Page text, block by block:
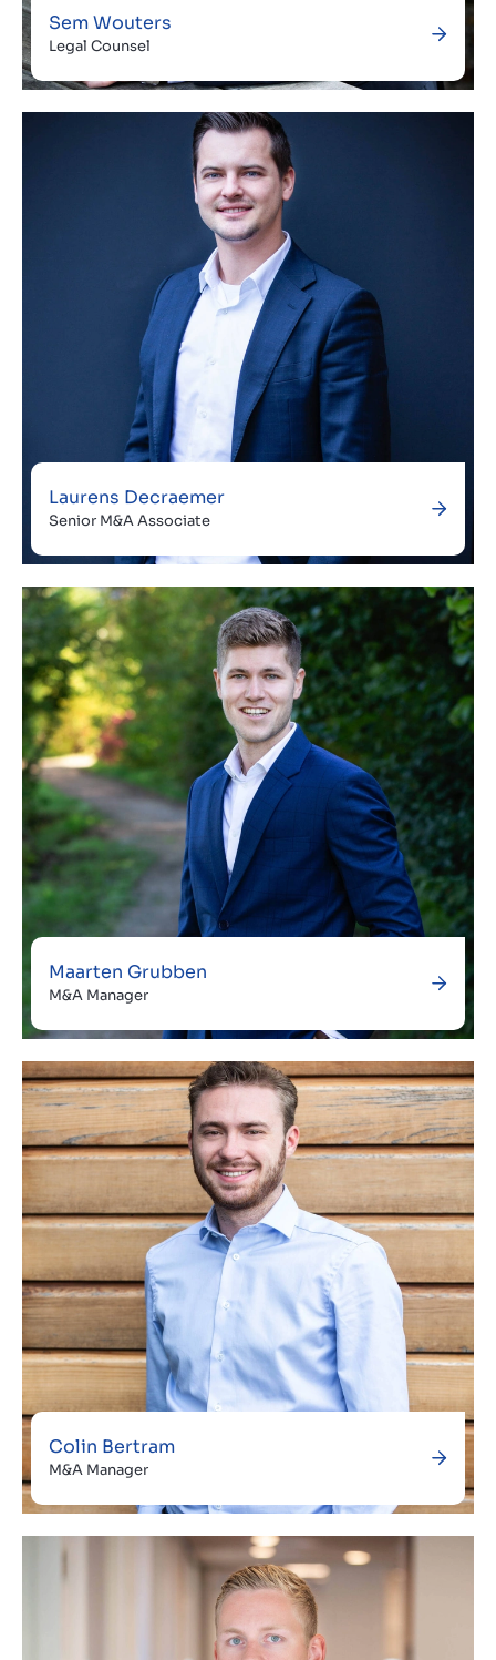
Sem Wouters
Legal Counsel
Laurens Decraemer
Senior M&A Associate
Maarten Grubben
M&A Manager
Colin Bertram
M&A Manager